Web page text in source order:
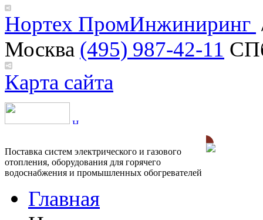
Нортех ПромИнжиниринг
Москва (495) 987-42-11
Карта сайта
Поставка систем электрического и газового
отопления, оборудования для горячего
водоснабжения и промышленных обогревателей
Главная